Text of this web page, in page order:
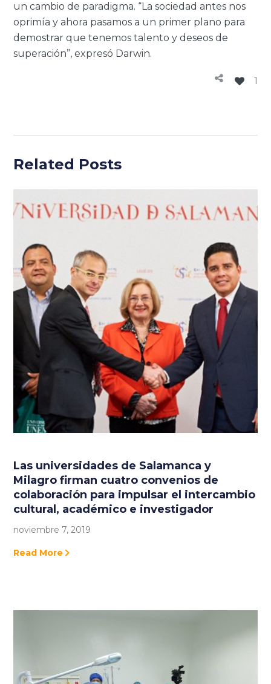
un cambio de paradigma. “La sociedad antes nos
oprimía y ahora pasamos a un primer plano para
demostrar que tenemos talento y deseos de
superación”, expresó Darwin.
1
Related Posts
Las universidades de Salamanca y
Milagro firman cuatro convenios de
colaboración para impulsar el intercambio
cultural, académico e investigador
noviembre 7, 2019
Read More